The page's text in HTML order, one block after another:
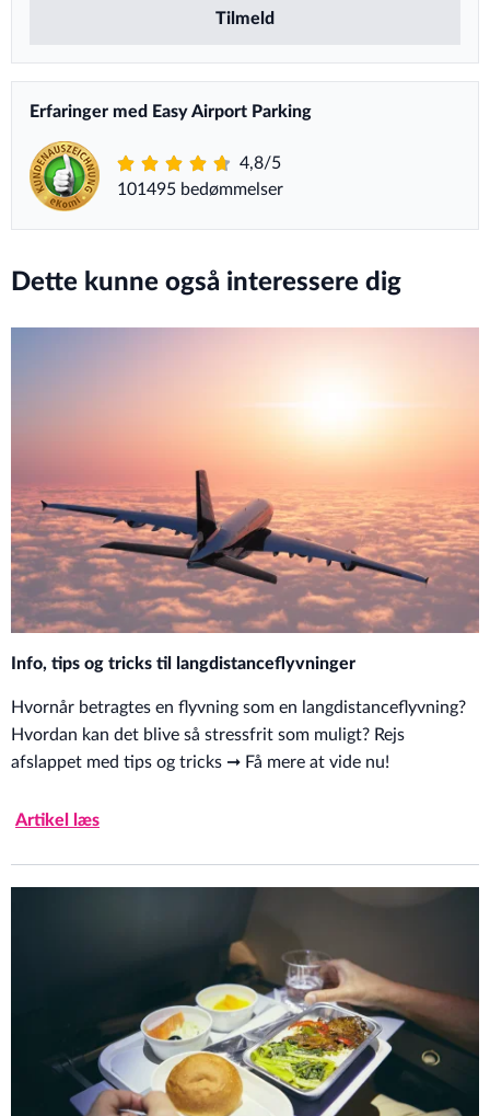
Tilmeld
Erfaringer med Easy Airport Parking
4,8/5
101495 bedømmelser
Dette kunne også interessere dig
Info, tips og tricks til langdistanceflyvninger
Hvornår betragtes en flyvning som en langdistanceflyvning?
Hvordan kan det blive så stressfrit som muligt? Rejs
afslappet med tips og tricks ➞ Få mere at vide nu!
Artikel læs